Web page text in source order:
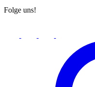
Folge uns!